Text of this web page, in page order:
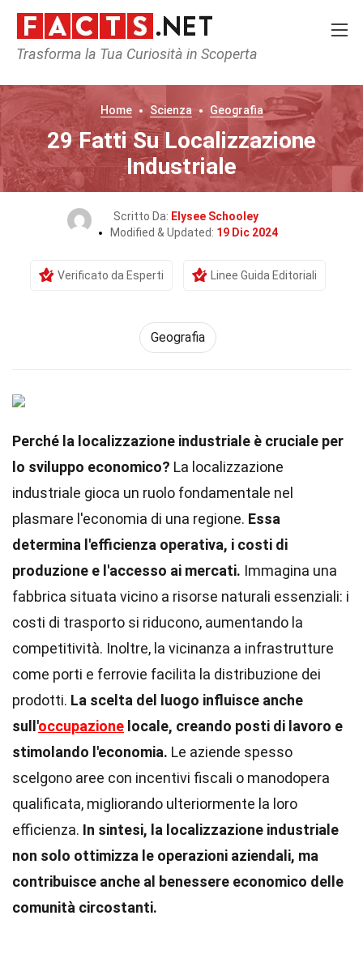
Trasforma la Tua Curiosità in Scoperta
Home Scienza Geografia
29 Fatti Su Localizzazione
Industriale
Scritto Da: Elysee Schooley
Modified & Updated: 19 Dic 2024
Verificato da Esperti Linee Guida Editoriali
Geografia
Perché la localizzazione industriale è cruciale per
lo sviluppo economico? La localizzazione
industriale gioca un ruolo fondamentale nel
plasmare l'economia di una regione. Essa
determina l'efficienza operativa, i costi di
produzione e l'accesso ai mercati. Immagina una
fabbrica situata vicino a risorse naturali essenziali: i
costi di trasporto si riducono, aumentando la
competitività. Inoltre, la vicinanza a infrastrutture
come porti e ferrovie facilita la distribuzione dei
prodotti. La scelta del luogo influisce anche
sull'occupazione locale, creando posti di lavoro e
stimolando l'economia. Le aziende spesso
scelgono aree con incentivi fiscali o manodopera
qualificata, migliorando ulteriormente la loro
efficienza. In sintesi, la localizzazione industriale
non solo ottimizza le operazioni aziendali, ma
contribuisce anche al benessere economico delle
comunità circostanti.